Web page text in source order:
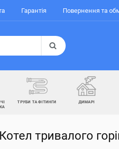
Гарантія Повернення та
ТРУБИ ТА ФІТИНГИ ДИМАРІ
Котел тривалого